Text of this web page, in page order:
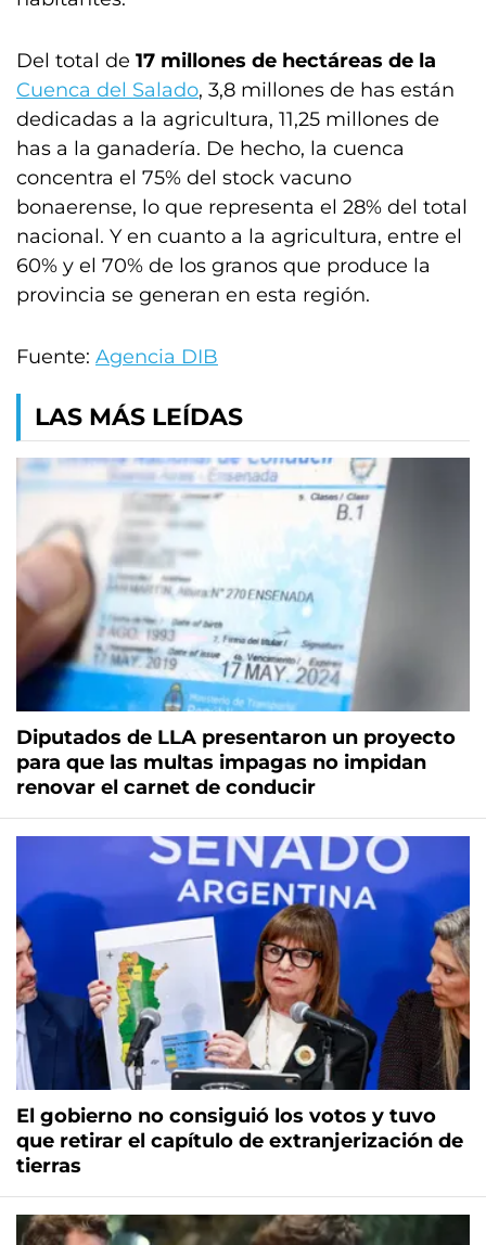
Del total de 17 millones de hectáreas de la
Cuenca del Salado, 3,8 millones de has están
dedicadas a la agricultura, 11,25 millones de
has a la ganadería. De hecho, la cuenca
concentra el 75% del stock vacuno
bonaerense, lo que representa el 28% del total
nacional. Y en cuanto a la agricultura, entre el
60% y el 70% de los granos que produce la
provincia se generan en esta región.
Fuente: Agencia DIB
LAS MÁS LEÍDAS
Diputados de LLA presentaron un proyecto
para que las multas impagas no impidan
renovar el carnet de conducir
El gobierno no consiguió los votos y tuvo
que retirar el capítulo de extranjerización de
tierras